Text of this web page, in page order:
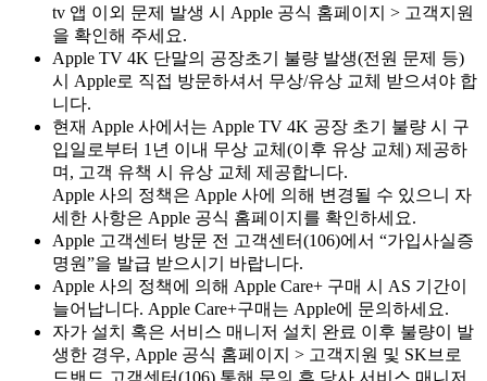
tv 앱 이외 문제 발생 시 Apple 공식 홈페이지 > 고객지원
을 확인해 주세요.
Apple TV 4K 단말의 공장초기 불량 발생(전원 문제 등)
시 Apple로 직접 방문하셔서 무상/유상 교체 받으셔야 합
니다.
현재 Apple 사에서는 Apple TV 4K 공장 초기 불량 시 구
입일로부터 1년 이내 무상 교체(이후 유상 교체) 제공하
며, 고객 유책 시 유상 교체 제공합니다.
Apple 사의 정책은 Apple 사에 의해 변경될 수 있으니 자
세한 사항은 Apple 공식 홈페이지를 확인하세요.
Apple 고객센터 방문 전 고객센터(106)에서 “가입사실증
명원”을 발급 받으시기 바랍니다.
Apple 사의 정책에 의해 Apple Care+ 구매 시 AS 기간이
늘어납니다. Apple Care+구매는 Apple에 문의하세요.
자가 설치 혹은 서비스 매니저 설치 완료 이후 불량이 발
생한 경우, Apple 공식 홈페이지 > 고객지원 및 SK브로
드밴드 고객센터(106) 통해 문의 후 당사 서비스 매니저